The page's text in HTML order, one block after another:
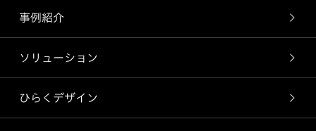
事例紹介
ソリューション
ひらくデザイン